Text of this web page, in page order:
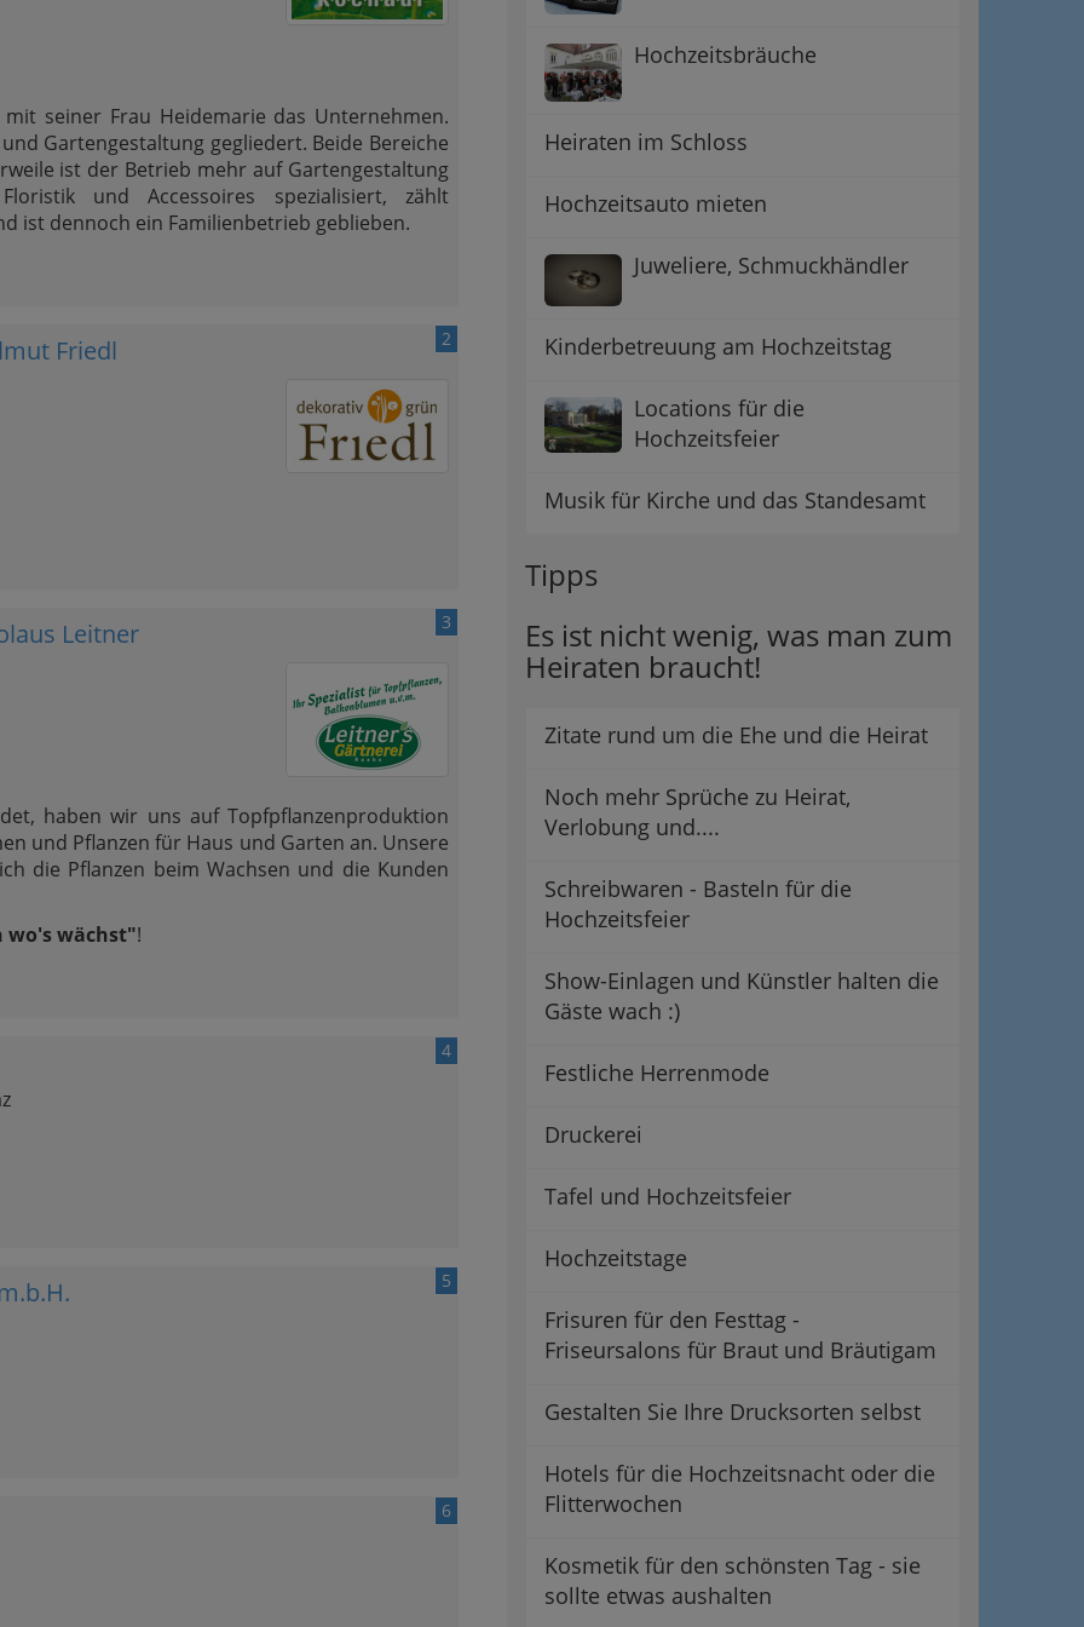
seiner Frau Heidemarie das Unternehmen.
Gartengestaltung gegliedert. Beide Bereiche
ist der Betrieb mehr auf Gartengestaltung
und Accessoires spezialisiert, zählt
ist dennoch ein Familienbetrieb geblieben.
2
Friedl
3
Leitner
haben wir uns auf Topfpflanzenproduktion
und Pflanzen für Haus und Garten an. Unsere
die Pflanzen beim Wachsen und die Kunden
wo's wächst"!
4
5
6
Hochzeitsbräuche
Heiraten im Schloss
Hochzeitsauto mieten
Juweliere, Schmuckhändler
Kinderbetreuung am Hochzeitstag
Locations für die
Hochzeitsfeier
Musik für Kirche und das Standesamt
Tipps
Es ist nicht wenig, was man zum
Heiraten braucht!
Zitate rund um die Ehe und die Heirat
Noch mehr Sprüche zu Heirat,
Verlobung und....
Schreibwaren - Basteln für die
Hochzeitsfeier
Show-Einlagen und Künstler halten die
Gäste wach :)
Festliche Herrenmode
Druckerei
Tafel und Hochzeitsfeier
Hochzeitstage
Frisuren für den Festtag -
Friseursalons für Braut und Bräutigam
Gestalten Sie Ihre Drucksorten selbst
Hotels für die Hochzeitsnacht oder die
Flitterwochen
Kosmetik für den schönsten Tag - sie
sollte etwas aushalten